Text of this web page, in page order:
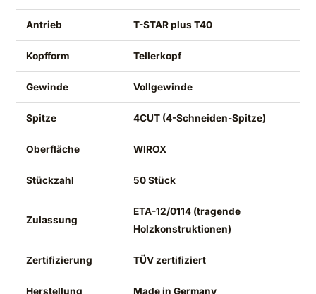
Antrieb T-STAR plus T40
Kopfform Tellerkopf
Gewinde Vollgewinde
Spitze 4CUT (4-Schneiden-Spitze)
Oberfläche WIROX
Stückzahl 50 Stück
Zulassung
ETA-12/0114 (tragende
Holzkonstruktionen)
Zertifizierung TÜV zertifiziert
Herstellung Made in Germany